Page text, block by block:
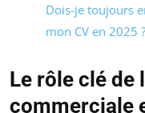
Dois-je toujours
mon CV en 2025 ?
Le rôle clé de
commerciale